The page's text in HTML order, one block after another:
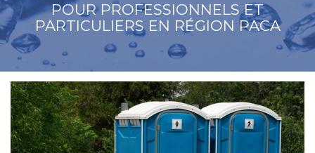
POUR PROFESSIONNELS ET
PARTICULIERS EN RÉGION PACA